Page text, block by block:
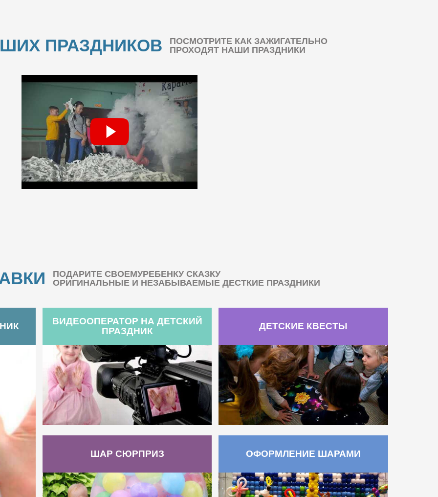
ПРАЗДНИКОВ
ПОСМОТРИТЕ КАК ЗАЖИГАТЕЛЬНО
ПРОХОДЯТ НАШИ ПРАЗДНИКИ
ПОДАРИТЕ СВОЕМУРЕБЕНКУ СКАЗКУ
ОРИГИНАЛЬНЫЕ И НЕЗАБЫВАЕМЫЕ ДЕСТКИЕ ПРАЗДНИКИ
ВИДЕООПЕРАТОР НА ДЕТСКИЙ
ПРАЗДНИК
ДЕТСКИЕ КВЕСТЫ
ШАР СЮРПРИЗ ОФОРМЛЕНИЕ ШАРАМИ